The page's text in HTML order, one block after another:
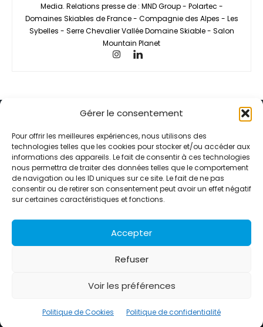
Gérer le consentement
Pour offrir les meilleures expériences, nous utilisons des
technologies telles que les cookies pour stocker et/ou accéder aux
informations des appareils. Le fait de consentir à ces technologies
nous permettra de traiter des données telles que le comportement
de navigation ou les ID uniques sur ce site. Le fait de ne pas
consentir ou de retirer son consentement peut avoir un effet négatif
sur certaines caractéristiques et fonctions.
Accepter
Refuser
Voir les préférences
Politique de Cookies Politique de confidentialité
Media. Relations presse de : MND Group - Polartec -
Domaines Skiables de France - Compagnie des Alpes - Les
Sybelles - Serre Chevalier Vallée Domaine Skiable - Salon
Mountain Planet
Alternative Média est une agence de relations presse et de
relations publiques basée à Grenoble. Depuis 1995, elle conçoit et
pilote des stratégies de visibilité en France et à l’international
grâce à un réseau d’agences partenaires.
Contact International
Références
Politique de confidentialité
Politique de Cookies